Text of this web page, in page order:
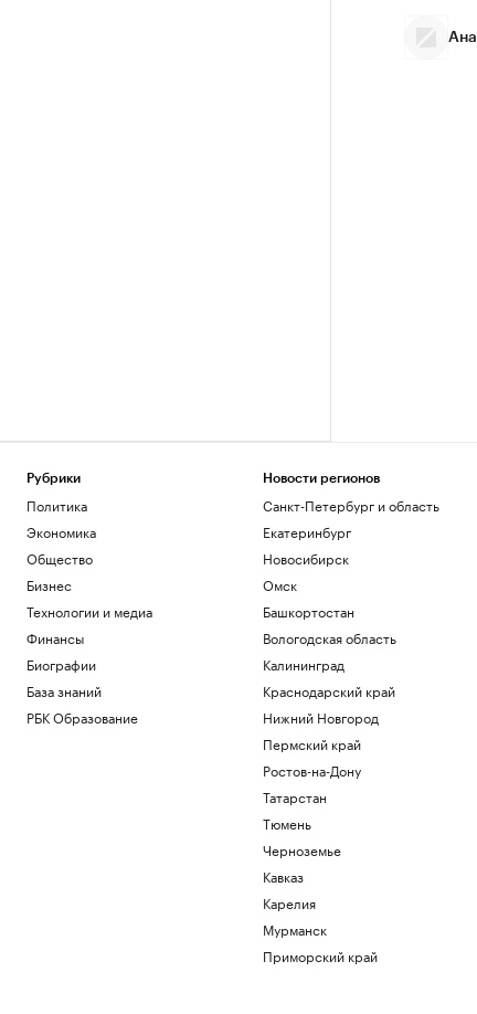
Рубрики
Политика
Экономика
Общество
Бизнес
Технологии и медиа
Финансы
Биографии
База знаний
РБК Образование
Новости регионов
Санкт-Петербург и область
Екатеринбург
Новосибирск
Омск
Башкортостан
Вологодская область
Калининград
Краснодарский край
Нижний Новгород
Пермский край
Ростов-на-Дону
Татарстан
Тюмень
Черноземье
Кавказ
Карелия
Мурманск
Приморский край